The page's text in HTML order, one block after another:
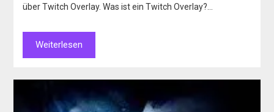
über Twitch Overlay. Was ist ein Twitch Overlay?…
Weiterlesen